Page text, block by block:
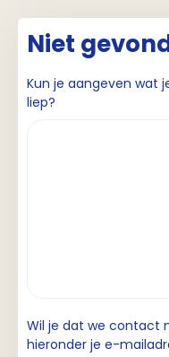
Niet
Kun je aangeven wat
liep?
Wil je dat we contact
hieronder je e-